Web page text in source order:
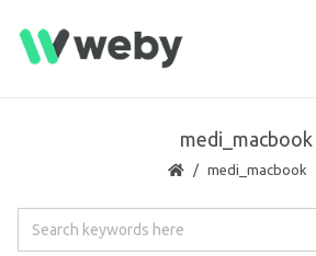
medi_macbook
medi_macbook